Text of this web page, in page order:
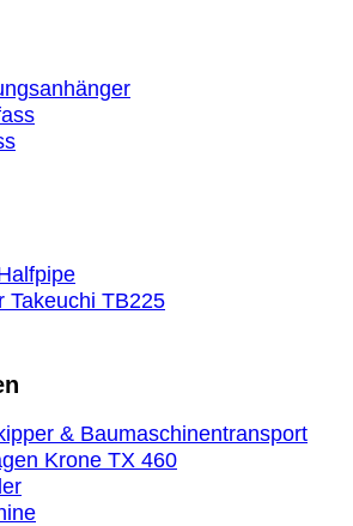
Takeuchi TB225
& Baumaschinentransport
Krone TX 460